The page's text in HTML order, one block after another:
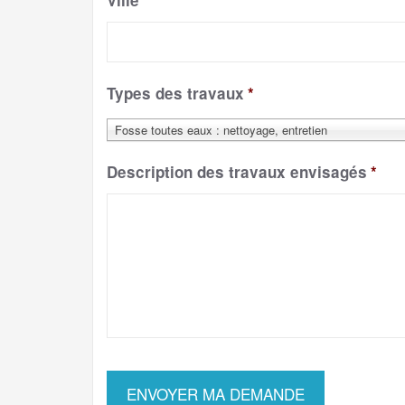
Types des travaux *
Fosse toutes eaux : nettoyage, entretien
Description des travaux envisagés *